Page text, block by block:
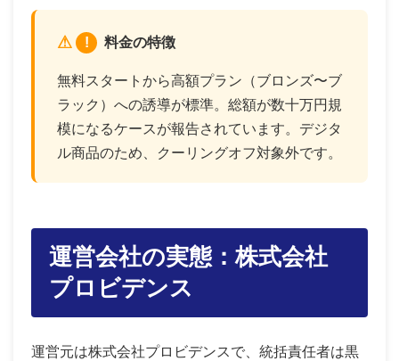
! 料金の特徴
無料スタートから高額プラン（ブロンズ〜ブ
ラック）への誘導が標準。総額が数十万円規
模になるケースが報告されています。デジタ
ル商品のため、クーリングオフ対象外です。
運営会社の実態：株式会社
プロビデンス
運営元は株式会社プロビデンスで、統括責任者は黒